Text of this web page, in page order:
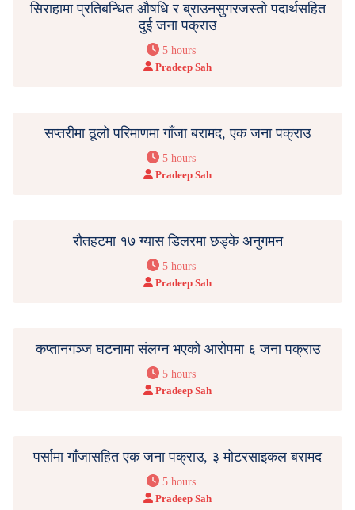
सिराहामा प्रतिबन्धित औषधि र ब्राउनसुगरजस्तो पदार्थसहित
दुई जना पक्राउ
5 hours
Pradeep Sah
सप्तरीमा ठूलो परिमाणमा गाँजा बरामद, एक जना पक्राउ
5 hours
Pradeep Sah
रौतहटमा १७ ग्यास डिलरमा छड्के अनुगमन
5 hours
Pradeep Sah
कप्तानगञ्ज घटनामा संलग्न भएको आरोपमा ६ जना पक्राउ
5 hours
Pradeep Sah
पर्सामा गाँजासहित एक जना पक्राउ, ३ मोटरसाइकल बरामद
5 hours
Pradeep Sah